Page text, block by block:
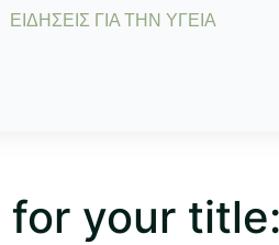
ΕΙΔΗΣΕΙΣ ΓΙΑ ΤΗΝ ΥΓΕΙΑ
for your title: